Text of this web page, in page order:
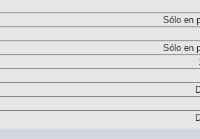
Sólo en
Sólo en